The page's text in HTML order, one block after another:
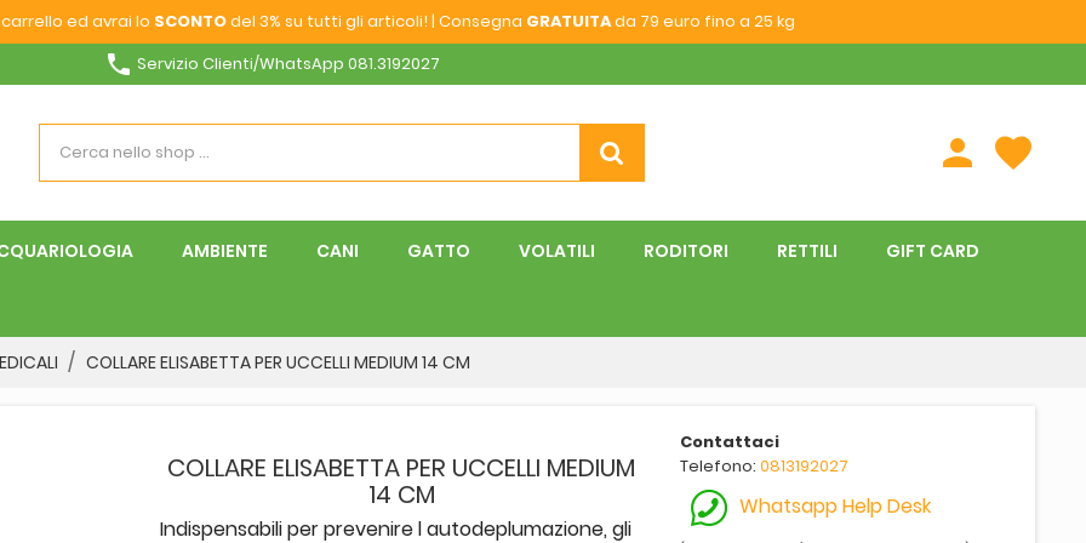
ed avrai lo SCONTOdel 3% su tutti gli articoli! | Consegna GRATUITAda 79 euro fino a 25 kg
phone Servizio Clienti/WhatsApp 081.3192027
person favorite
AMBIENTE CANI GATTO VOLATILI RODITORI RETTILI GIFT CARD
COLLARE ELISABETTA PER UCCELLI MEDIUM 14 CM
COLLARE ELISABETTA PER UCCELLI MEDIUM
14 CM
Indispensabili per prevenire l autodeplumazione, gli
Contattaci
Telefono:0813192027
Whatsapp Help Desk